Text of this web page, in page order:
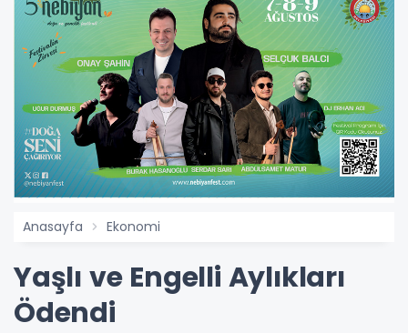
Anasayfa Ekonomi
Yaşlı ve Engelli Aylıkları
Ödendi